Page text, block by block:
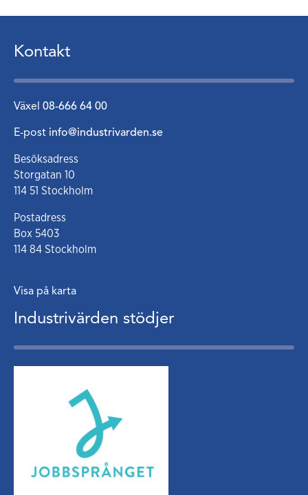
Kontakt
Växel 08-666 64 00
E-post info@industrivarden.se
Besöksadress
Storgatan 10
114 51 Stockholm
Postadress
Box 5403
114 84 Stockholm
Visa på karta
Industrivärden stödjer